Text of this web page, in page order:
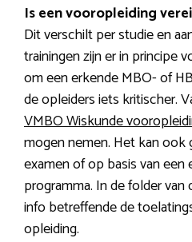
Is een vooropleiding
Dit verschilt per studie en
trainingen zijn er in principe
om een erkende MBO- of
de opleiders iets kritischer.
VMBO Wiskunde
mogen nemen. Het kan ook
examen of op basis van een
programma. In de folder
info betreffende de
opleiding.